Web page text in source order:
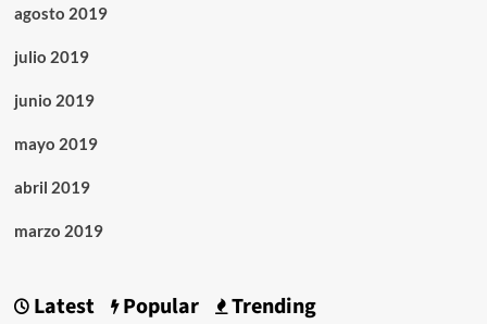
agosto 2019
julio 2019
junio 2019
mayo 2019
abril 2019
marzo 2019
Latest Popular Trending